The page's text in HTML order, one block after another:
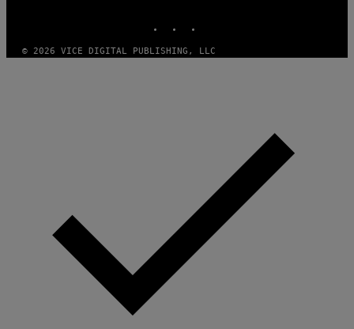
© 2026 VICE DIGITAL PUBLISHING, LLC